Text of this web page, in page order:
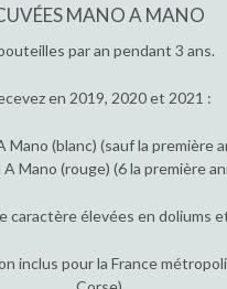
MANO A MANO
par an pendant 3 ans.
en 2019, 2020 et 2021 :
Mano (blanc) (sauf la première
A Mano (rouge) (6 la première
caractère élevées en doliums
inclus pour la France